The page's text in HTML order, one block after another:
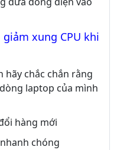
xung CPU khi
hãy chắc chắn rằng
laptop của mình
hàng mới
chóng